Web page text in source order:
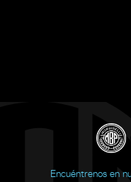
Encuéntrenos en